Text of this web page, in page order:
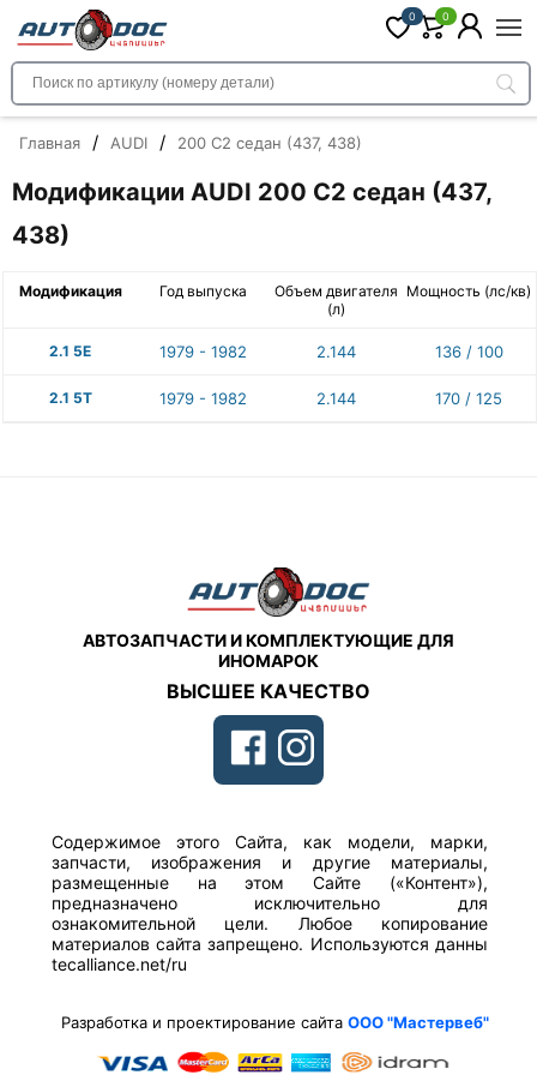
0 0
Главная / AUDI / 200 C2 седан (437, 438)
Модификации AUDI 200 C2 седан (437,
438)
Модификация Год выпуска
Объем двигателя
(л)
Мощность (лс/кв)
2.1 5E 1979 - 1982 2.144 136 / 100
2.1 5T 1979 - 1982 2.144 170 / 125
АВТОЗАПЧАСТИ И КОМПЛЕКТУЮЩИЕ ДЛЯ
ИНОМАРОК
ВЫСШЕЕ КАЧЕСТВО
Содержимое этого Сайта, как модели, марки,
запчасти, изображения и другие материалы,
размещенные на этом Сайте («Контент»),
предназначено исключительно для
ознакомительной цели. Любое копирование
материалов сайта запрещено. Используются данны
tecalliance.net/ru
Разработка и проектирование сайтаООО "Мастервеб"